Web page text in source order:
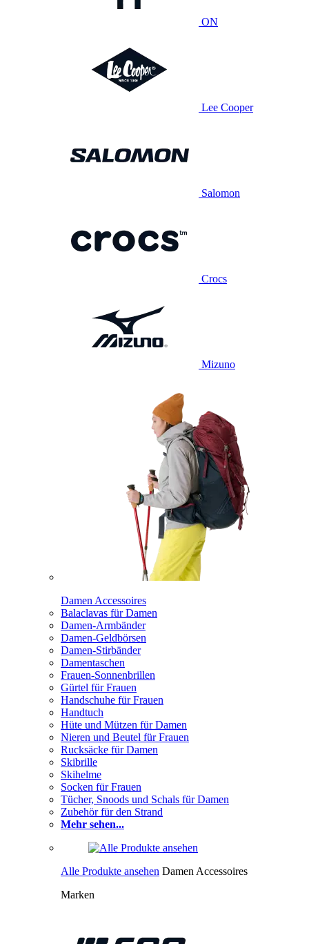
ON
Lee Cooper
Salomon
Crocs
Mizuno
Damen Accessoires
Balaclavas für Damen
Damen-Armbänder
Damen-Geldbörsen
Damen-Stirbänder
Damentaschen
Frauen-Sonnenbrillen
Gürtel für Frauen
Handschuhe für Frauen
Handtuch
Hüte und Mützen für Damen
Nieren und Beutel für Frauen
Rucksäcke für Damen
Skibrille
Skihelme
Socken für Frauen
Tücher, Snoods und Schals für Damen
Zubehör für den Strand
Mehr sehen...
Alle Produkte ansehen Damen Accessoires
Marken